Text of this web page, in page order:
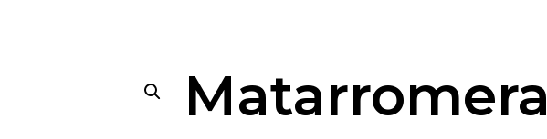
Matarromera